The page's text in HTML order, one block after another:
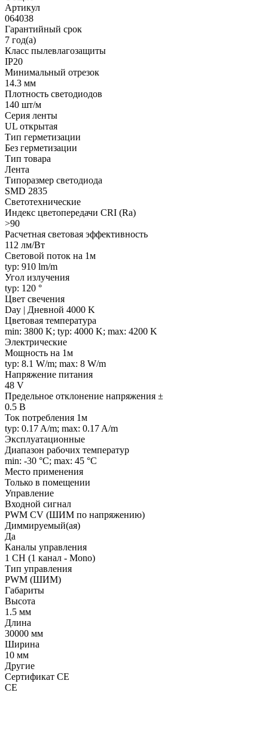
Артикул
064038
Гарантийный срок
7 год(а)
Класс пылевлагозащиты
IP20
Минимальный отрезок
14.3 мм
Плотность светодиодов
140 шт/м
Серия ленты
UL открытая
Тип герметизации
Без герметизации
Тип товара
Лента
Типоразмер светодиода
SMD 2835
Светотехнические
Индекс цветопередачи CRI (Ra)
>90
Расчетная световая эффективность
112 лм/Вт
Световой поток на 1м
typ: 910 lm/m
Угол излучения
typ: 120 °
Цвет свечения
Day | Дневной 4000 K
Цветовая температура
min: 3800 K; typ: 4000 K; max: 4200 K
Электрические
Мощность на 1м
typ: 8.1 W/m; max: 8 W/m
Напряжение питания
48 V
Предельное отклонение напряжения ±
0.5 В
Ток потребления 1м
typ: 0.17 A/m; max: 0.17 A/m
Эксплуатационные
Диапазон рабочих температур
min: -30 °C; max: 45 °C
Место применения
Только в помещении
Управление
Входной сигнал
PWM СV (ШИМ по напряжению)
Диммируемый(ая)
Да
Каналы управления
1 CH (1 канал - Mono)
Тип управления
PWM (ШИМ)
Габариты
Высота
1.5 мм
Длина
30000 мм
Ширина
10 мм
Другие
Сертификат CE
CE